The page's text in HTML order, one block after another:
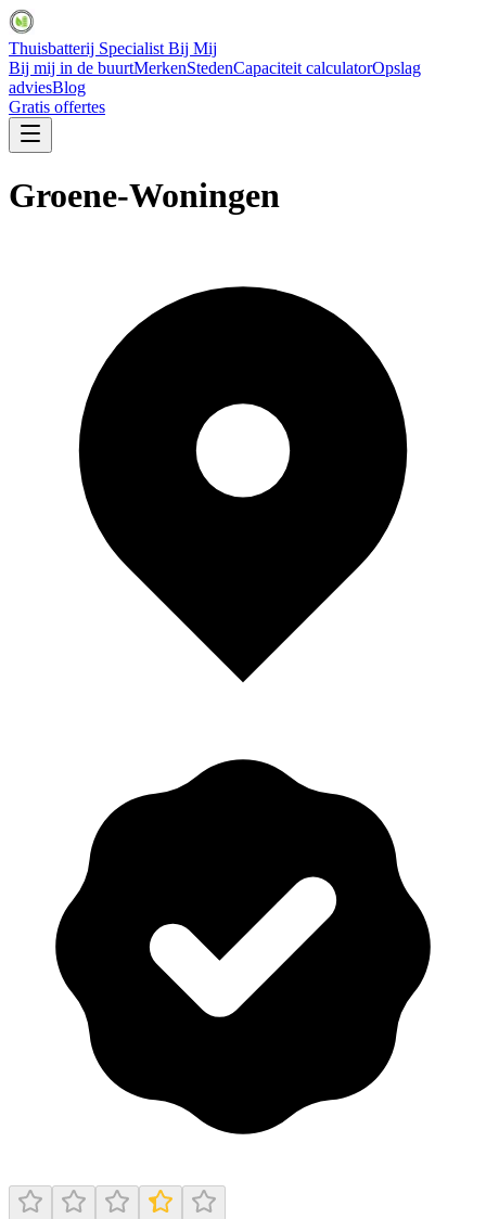
Thuisbatterij Specialist Bij Mij
Bij mij in de buurtMerkenStedenCapaciteit calculatorOpslag
adviesBlog
Gratis offertes
Groene-Woningen